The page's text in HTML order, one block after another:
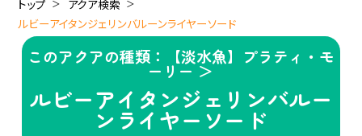
トップ
アクア検索
ルビーアイタンジェリンバルーンライヤーソード
このアクアの種類：【淡水魚】プラティ・モ
ーリー ＞
ルビーアイタンジェリンバルー
ンライヤーソード